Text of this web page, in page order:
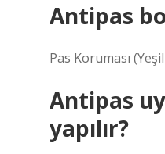
Antipas
Pas Koruması
Antipas
yapılır?